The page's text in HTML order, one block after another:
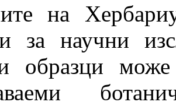
на
за научни
образци